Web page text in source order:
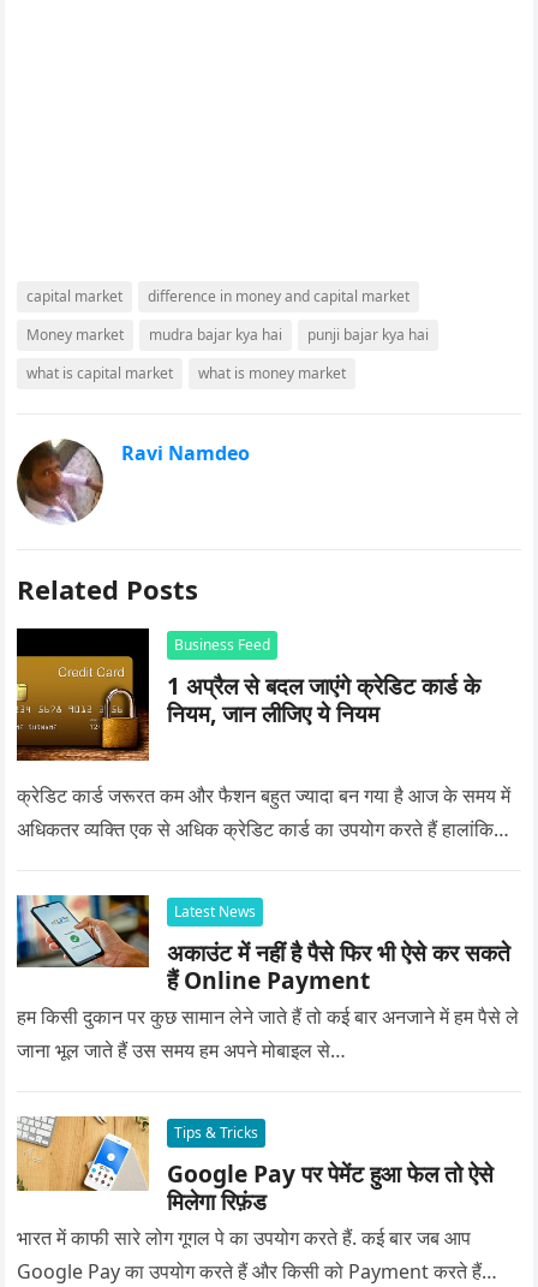
capital market
difference in money and capital market
Money market
mudra bajar kya hai
punji bajar kya hai
what is capital market
what is money market
Ravi Namdeo
Related Posts
Business Feed
1 अप्रैल से बदल जाएंगे क्रेडिट कार्ड के
नियम, जान लीजिए ये नियम
क्रेडिट कार्ड जरूरत कम और फैशन बहुत ज्यादा बन गया है आज के समय में
अधिकतर व्यक्ति एक से अधिक क्रेडिट कार्ड का उपयोग करते हैं हालांकि…
Latest News
अकाउंट में नहीं है पैसे फिर भी ऐसे कर सकते
हैं Online Payment
हम किसी दुकान पर कुछ सामान लेने जाते हैं तो कई बार अनजाने में हम पैसे ले
जाना भूल जाते हैं उस समय हम अपने मोबाइल से…
Tips & Tricks
Google Pay पर पेमेंट हुआ फेल तो ऐसे
मिलेगा रिफ़ंड
भारत में काफी सारे लोग गूगल पे का उपयोग करते हैं. कई बार जब आप
Google Pay का उपयोग करते हैं और किसी को Payment करते हैं…